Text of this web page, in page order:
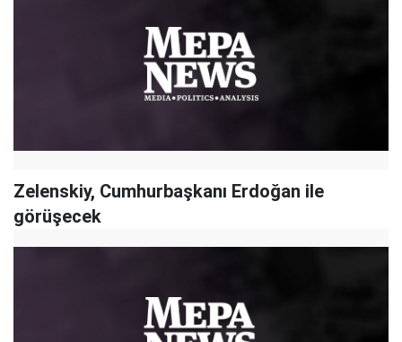
Zelenskiy, Cumhurbaşkanı Erdoğan ile
görüşecek